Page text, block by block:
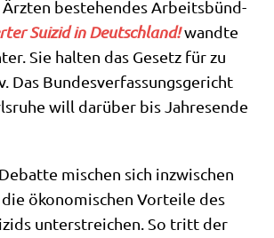
bestehen­des Arbeits­bünd­
Sui­zid in Deutsch­land!wand­te
Sie hal­ten das Gesetz für zu
Das Bun­des­ver­fas­sungs­ge­richt
will dar­über bis Jah­res­en­de
mischen sich inzwi­schen
die öko­no­mi­schen Vor­tei­le des
unter­strei­chen. So tritt der